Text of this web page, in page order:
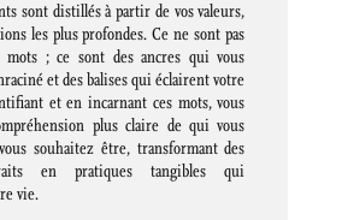
sont distillés à partir de vos valeurs,
les plus profondes. Ce ne sont pas
mots ; ce sont des ancres qui vous
et des balises qui éclairent votre
et en incarnant ces mots, vous
plus claire de qui vous
souhaitez être, transformant des
en pratiques tangibles qui
vie.